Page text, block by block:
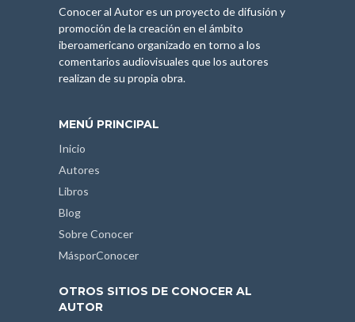
Conocer al Autor es un proyecto de difusión y
promoción de la creación en el ámbito
iberoamericano organizado en torno a los
comentarios audiovisuales que los autores
realizan de su propia obra.
MENÚ PRINCIPAL
Inicio
Autores
Libros
Blog
Sobre Conocer
MásporConocer
OTROS SITIOS DE CONOCER AL
AUTOR